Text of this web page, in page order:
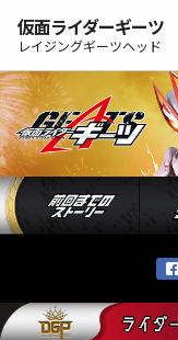
仮面ライダーギーツ
レイジングギーツヘッド